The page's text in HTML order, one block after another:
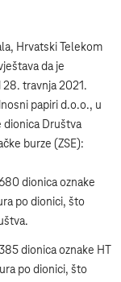
Hrvatski Telekom
da je
travnja 2021.
papiri d.o.o., u
dionica Društva
burze (ZSE):
dionica oznake
po dionici, što
dionica oznake HT
po dionici, što